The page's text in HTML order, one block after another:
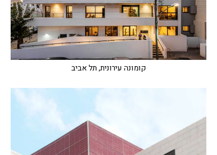
קומונה עירונית, תל אביב